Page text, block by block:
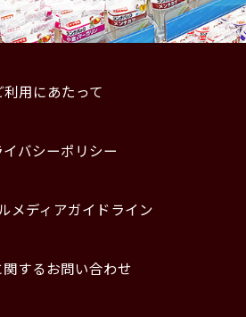
利用にあたって
イバシーポリシー
メディアガイドライン
するお問い合わせ